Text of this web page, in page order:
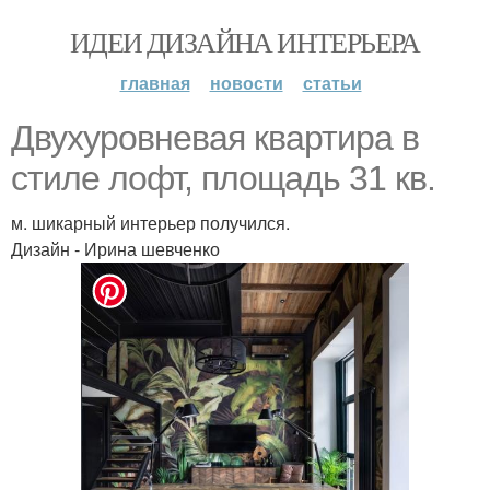
ИДЕИ ДИЗАЙНА ИНТЕРЬЕРА
главная новости статьи
Двухуровневая квартира в
стиле лофт, площадь 31 кв.
м. шикарный интерьер получился.
Дизайн - Ирина шевченко